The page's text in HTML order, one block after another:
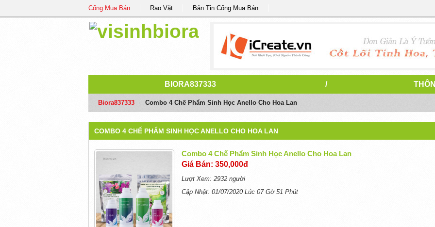
Cổng Mua Bán Rao Vặt Bản Tin Cổng Mua Bán
BIORA837333 /
Biora837333 Combo 4 Chế Phẩm Sinh Học Anello Cho Hoa Lan
COMBO 4 CHẾ PHẨM SINH HỌC ANELLO CHO HOA LAN
Combo 4 Chế Phẩm Sinh Học Anello Cho Hoa Lan
Giá Bán: 350,000đ
Lượt Xem: 2932 người
Cập Nhật: 01/07/2020 Lúc 07 Gờ 51 Phút